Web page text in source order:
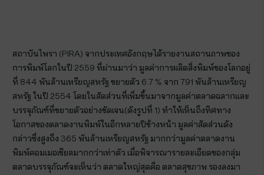
สถาบันไพรา (PIRA) จากประเทศอังกฤษได้รายงานสถานภาพของ
การพิมพ์โลกในปี 2559 ที่ผ่านมาว่า มูลค่าการผลิตสิ่งพิมพ์ของโลกอยู่
ที่ 844 พันล้านเหรียญสหรัฐ ขยายตัว 6.7 % จาก 791 พันล้านเหรียญ
สหรัฐ ในปี 2554 โดยในสัดส่วนที่เพิ่มขึ้นมาจากมูลค่าตลาดฉลากและ
บรรจุภัณฑ์ที่ขยายตัวอย่างชัดเจน(ดังรูปที่ 1) ทำให้เห็นถึงทิศทาง
โอกาสของตลาดงานพิมพ์ในอีกหลายปีข้างหน้า มูลค่าสัดส่วนดัง
กล่าวซึ่งสูงถึง 365 พันล้านเหรียญสหรัฐ มากกว่ามูลค่าตลาดงาน
พิมพ์คอมเมอเชียลมากกว่าเท่าตัว เมื่อพิจารณารายละเอียดของกลุ่ม
ตลาดบรรจุภัณฑ์จะเห็นว่า ตลาดใหญ่สุดคือ ตลาดสุขภาพ รองลงมา